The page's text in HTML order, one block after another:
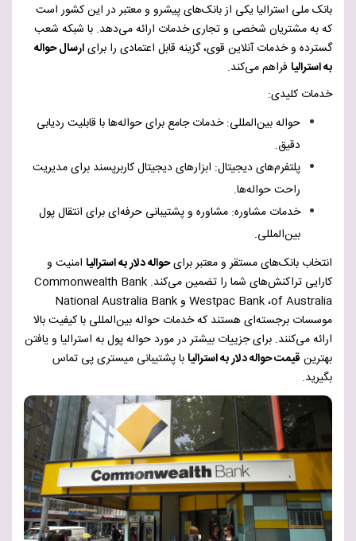
بانک ملی استرالیا یکی از بانک‌های پیشرو و معتبر در این کشور است
که به مشتریان شخصی و تجاری خدمات ارائه می‌دهد. با شبکه شعب
گسترده و خدمات آنلاین قوی، گزینه قابل اعتمادی را برایارسال حواله
به استرالیا فراهم می‌کند.
خدمات کلیدی:
حواله بین‌المللی: خدمات جامع برای حواله‌ها با قابلیت ردیابی
دقیق.
پلتفرم‌های دیجیتال: ابزارهای دیجیتال کاربرپسند برای مدیریت
راحت حواله‌ها.
خدمات مشاوره: مشاوره و پشتیبانی حرفه‌ای برای انتقال پول
بین‌المللی.
انتخاب بانک‌های مستقر و معتبر برایحواله دلار به استرالیا امنیت و
کارایی تراکنش‌های شما را تضمین می‌کند. Commonwealth Bank
of Australia،Westpac Bank وNational Australia Bank
موسسات برجسته‌ای هستند که خدمات حواله بین‌المللی با کیفیت بالا
ارائه می‌کنند. برای جزییات بیشتر در مورد حواله پول به استرالیا و یافتن
بهترین قیمت حواله دلار به استرالیابا پشتیبانی میستری پی تماس
بگیرید.